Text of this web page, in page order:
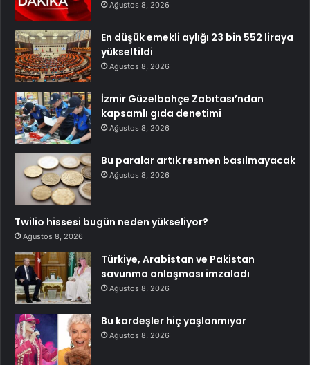
Ağustos 8, 2026
En düşük emekli aylığı 23 bin 552 liraya
yükseltildi
Ağustos 8, 2026
İzmir Güzelbahçe Zabıtası’ndan
kapsamlı gıda denetimi
Ağustos 8, 2026
Bu paralar artık resmen basılmayacak
Ağustos 8, 2026
Twilio hissesi bugün neden yükseliyor?
Ağustos 8, 2026
Türkiye, Arabistan ve Pakistan
savunma anlaşması imzaladı
Ağustos 8, 2026
Bu kardeşler hiç yaşlanmıyor
Ağustos 8, 2026